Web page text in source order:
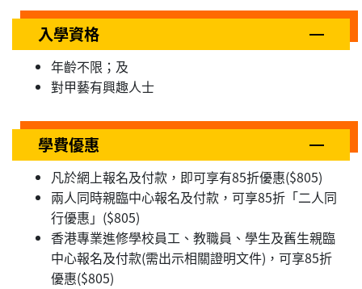
入學資格
年齡不限；及
對甲藝有興趣人士
學費優惠
凡於網上報名及付款，即可享有85折優惠($805)
兩人同時親臨中心報名及付款，可享85折「二人同
行優惠」($805)
香港專業進修學校員工、教職員、學生及舊生親臨
中心報名及付款(需出示相關證明文件)，可享85折
優惠($805)